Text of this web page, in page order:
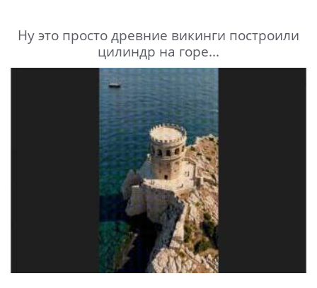
Ну это просто древние викинги построили
цилиндр на горе...